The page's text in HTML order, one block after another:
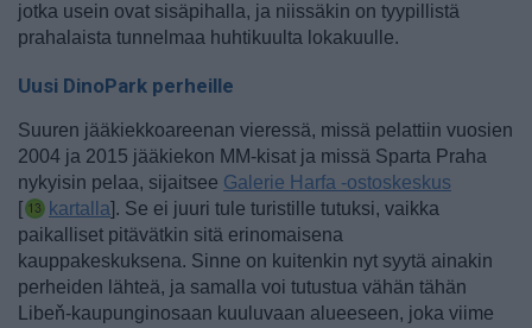
jotka usein ovat sisäpihalla, ja niissäkin on tyypillistä
prahalaista tunnelmaa huhtikuulta lokakuulle.
Uusi DinoPark perheille
Suuren jääkiekkoareenan vieressä, missä pelattiin vuosien
2004 ja 2015 jääkiekon MM-kisat ja missä Sparta Praha
nykyisin pelaa, sijaitsee Galerie Harfa -ostoskeskus
[
kartalla]. Se ei juuri tule turistille tutuksi, vaikka
paikalliset pitävätkin sitä erinomaisena
kauppakeskuksena. Sinne on kuitenkin nyt syytä ainakin
perheiden lähteä, ja samalla voi tutustua vähän tähän
Libeň-kaupunginosaan kuuluvaan alueeseen, joka viime